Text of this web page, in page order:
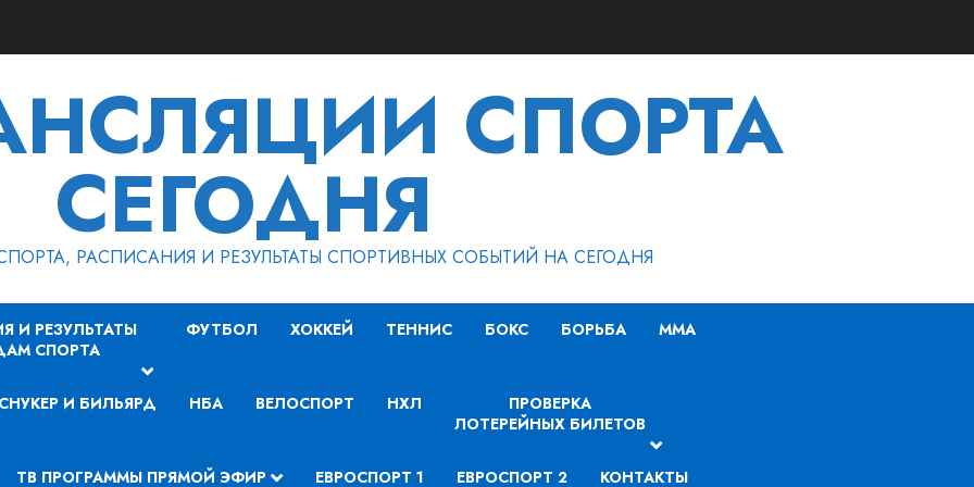
СПОРТА
СЕГОДНЯ
РАСПИСАНИЯ И РЕЗУЛЬТАТЫ СПОРТИВНЫХ СОБЫТИЙ НА СЕГОДНЯ
И РЕЗУЛЬТАТЫ
СПОРТА
ФУТБОЛ ХОККЕЙ ТЕННИС БОКС БОРЬБА MMA
СНУКЕР И БИЛЬЯРД НБА ВЕЛОСПОРТ НХЛ
ПРОВЕРКА
ЛОТЕРЕЙНЫХ БИЛЕТОВ
ТВ ПРОГРАММЫ ПРЯМОЙ ЭФИР ЕВРОСПОРТ 1 ЕВРОСПОРТ 2 КОНТАКТЫ